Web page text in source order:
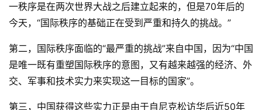
一秩序是在两次世界大战之后建立起来的，但是70年后的
今天，“国际秩序的基础正在受到严重和持久的挑战。”
第二，国际秩序面临的“最严重的挑战”来自中国，因为“中国
是唯一既有重塑国际秩序的意图，又有越来越强的经济、外
交、军事和技术实力来实现这一目标的国家”。
第三，中国获得这些实力正是由于自尼克松访华后近50年